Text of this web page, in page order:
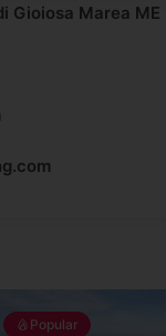
Gioiosa Marea ME
Popular